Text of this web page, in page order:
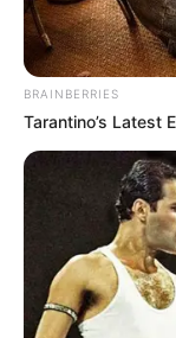
BRAINBERRIES
Tarantino’s Latest